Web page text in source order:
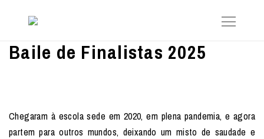
Baile de Finalistas 2025
Chegaram à escola sede em 2020, em plena pandemia, e agora
partem para outros mundos, deixando um misto de saudade e